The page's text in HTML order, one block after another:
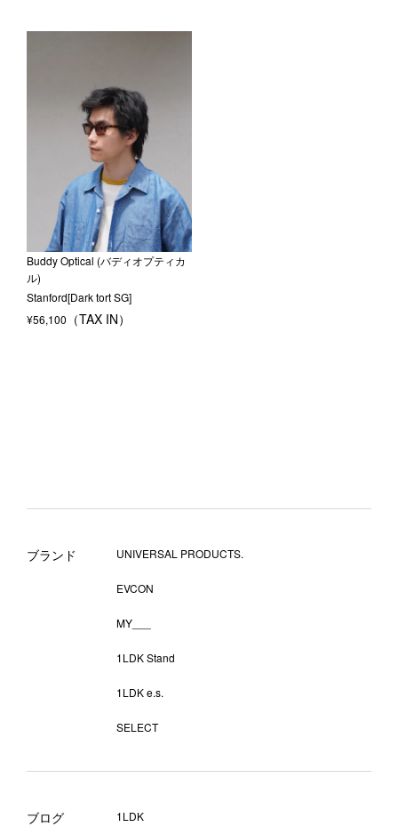
Buddy Optical (バディオプティカ
ル)
Stanford[Dark tort SG]
¥56,100
ブランド UNIVERSAL PRODUCTS.
EVCON
MY___
1LDK Stand
1LDK e.s.
SELECT
ブログ 1LDK